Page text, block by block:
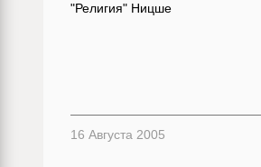
"Религия" Ницше
16 Августа 2005